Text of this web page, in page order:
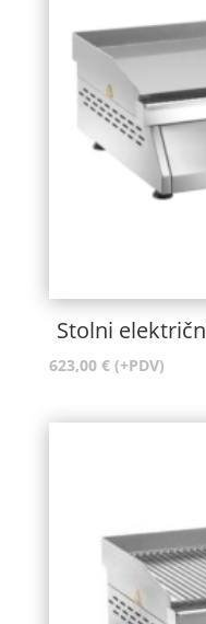
Stolni
623,00 € (+PDV)